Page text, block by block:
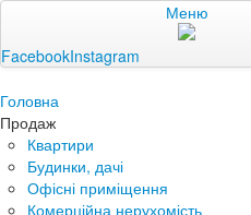
Меню
FacebookInstagram
Головна
Продаж
Квартири
Будинки, дачі
Офісні приміщення
Комерційна нерухомість